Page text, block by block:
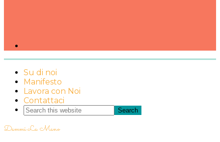
Su di noi
Manifesto
Lavora con Noi
Contattaci
Dammi La Mano